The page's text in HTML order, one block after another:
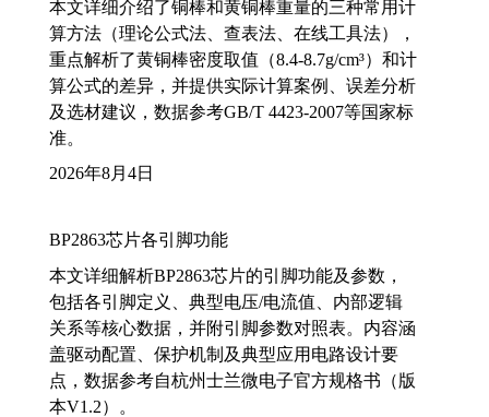
本文详细介绍了铜棒和黄铜棒重量的三种常用计
算方法（理论公式法、查表法、在线工具法），
重点解析了黄铜棒密度取值（8.4-8.7g/cm³）和计
算公式的差异，并提供实际计算案例、误差分析
及选材建议，数据参考GB/T 4423-2007等国家标
准。
2026年8月4日
BP2863芯片各引脚功能
本文详细解析BP2863芯片的引脚功能及参数，
包括各引脚定义、典型电压/电流值、内部逻辑
关系等核心数据，并附引脚参数对照表。内容涵
盖驱动配置、保护机制及典型应用电路设计要
点，数据参考自杭州士兰微电子官方规格书（版
本V1.2）。